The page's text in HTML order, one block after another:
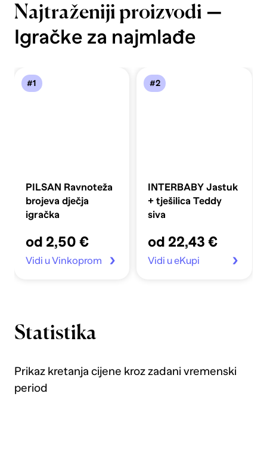
Najtraženiji proizvodi —
Igračke za najmlađe
#1
PILSAN Ravnoteža
brojeva dječja
igračka
od 2,50 €
Vidi u Vinkoprom
#2
INTERBABY Jastuk
+ tješilica Teddy
siva
od 22,43 €
Vidi u eKupi
Statistika
Prikaz kretanja cijene kroz zadani vremenski
period